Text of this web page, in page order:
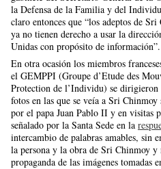
la Defensa de la Familia y del
claro entonces que “los adeptos de
ya no tienen derecho a usar la
Unidas con propósito de información”.
En otra ocasión los miembros
el GEMPPI (Groupe d’Etude des
Protection de l’Individu) se
fotos en las que se veía a Sri Chinmoy
por el papa Juan Pablo II y en visitas
señalado por la Santa Sede en la
intercambio de palabras amables, sin
la persona y la obra de Sri Chinmoy
propaganda de las imágenes tomadas